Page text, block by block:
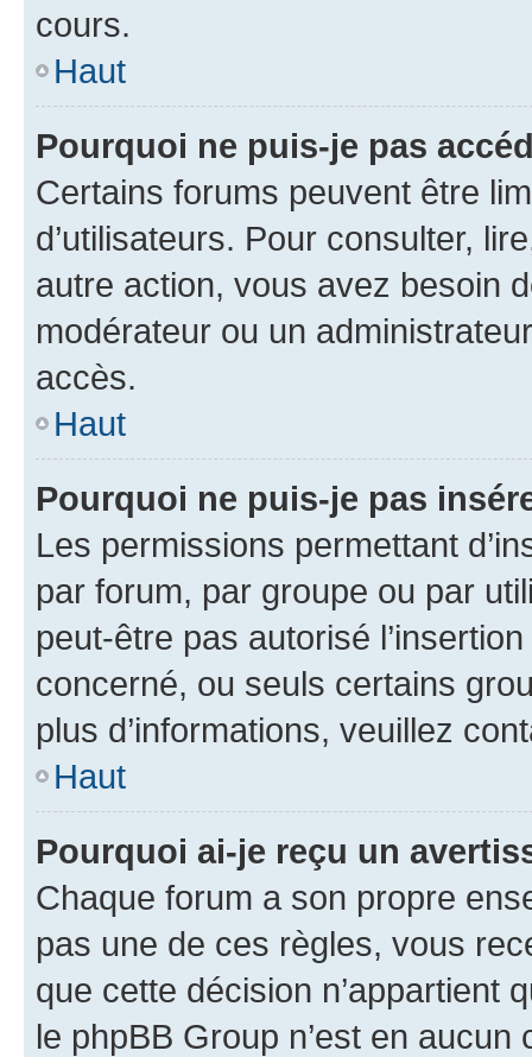
cours.
Haut
Pourquoi ne puis-je pas
Certains forums peuvent être
d’utilisateurs. Pour consulter,
autre action, vous avez besoin
modérateur ou un
accès.
Haut
Pourquoi ne puis-je pas
Les permissions permettant
par forum, par groupe ou par
peut-être pas autorisé
concerné, ou seuls certains
plus d’informations, veuillez
Haut
Pourquoi ai-je reçu un
Chaque forum a son propre
pas une de ces règles, vous
que cette décision n’appartient
le phpBB Group n’est en